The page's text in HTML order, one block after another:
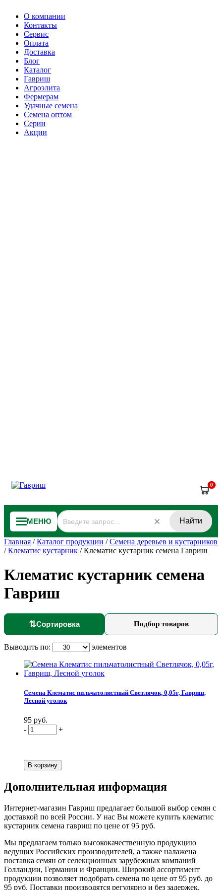
О компании
Контакты
Сервис
Оплата
Доставка
Блог
Каталог
Гавриш
Агроэлита
Фермерам
Удачные семена
Семена оптом
Серии
Акции
0
МЕНЮ Найти
Главная /Каталог продукции /Семена деревьев и кустарников
/Клематис кустарник /Клематис кустарник семена Гавриш
Клематис кустарник семена
Гавриш
⇅Сортировка Подбор товаров
Выводить по: элементов
Семена Клематис пильчатолистный Светлячок, 0,05г, Гавриш,
Лесной уголок
95 руб.
-
+
Дополнительная информация
Интернет-магазин Гавриш предлагает большой выбор семян с
доставкой по всей России. У нас Вы можете купить клематис
кустарник семена гавриш по цене от 95 руб.
Мы предлагаем только высококачественную продукцию
ведущих Российских производителей, а также налажена
поставка семян от селекционных зарубежных компаний
Голландии, Германии и Франции. Широкий ассортимент
продукции позволяет подобрать семена по цене от 95 руб. до
95 руб. Поставки производятся регулярно и без задержек.